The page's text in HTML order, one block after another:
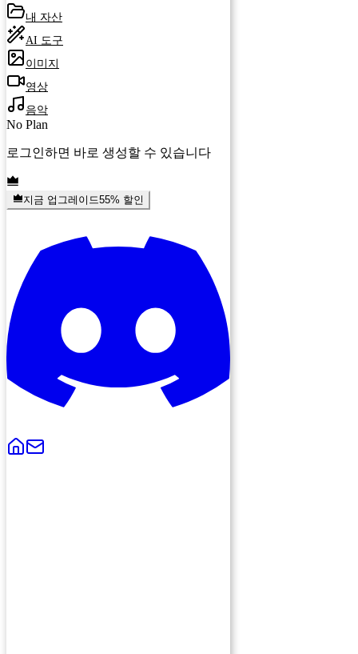
내 자산
AI 도구
이미지
영상
음악
No Plan
로그인하면 바로 생성할 수 있습니다
지금 업그레이드55% 할인